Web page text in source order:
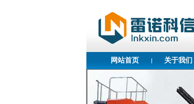
网站首页 关于我们